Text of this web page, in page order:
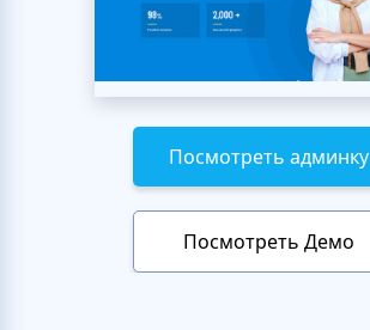
Посмотреть админку
Посмотреть Демо